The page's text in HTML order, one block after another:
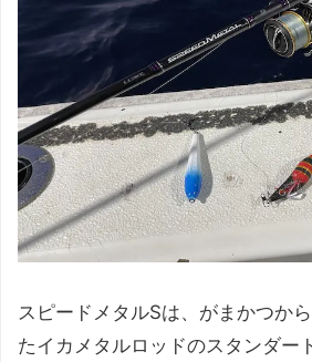
スピードメタルSは、がまかつか
たイカメタルロッドのスタンダー